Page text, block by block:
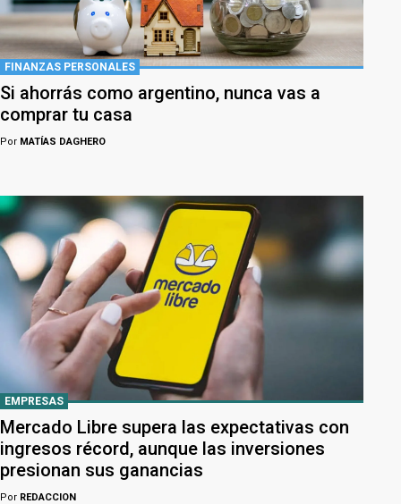
FINANZAS PERSONALES
Si ahorrás como argentino, nunca vas a
comprar tu casa
Por MATÍAS DAGHERO
EMPRESAS
Mercado Libre supera las expectativas con
ingresos récord, aunque las inversiones
presionan sus ganancias
Por REDACCION